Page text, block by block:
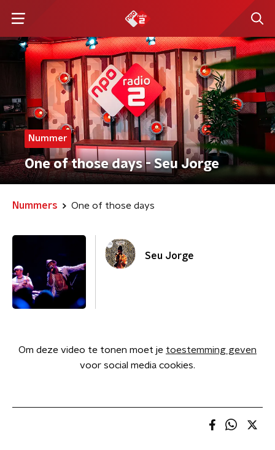
Nummer
One of those days - Seu Jorge
Nummers One of those days
Seu Jorge
Om deze video te tonen moet je toestemming geven
voor social media cookies.